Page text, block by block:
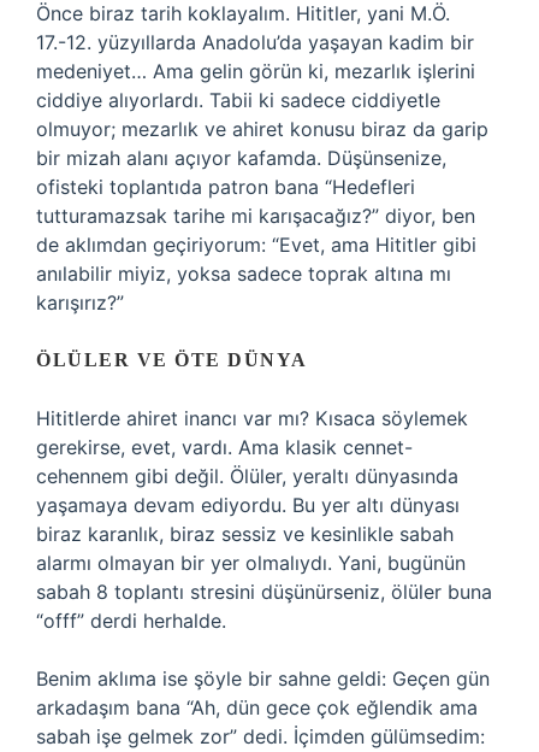
Önce biraz tarih koklayalım. Hititler, yani M.Ö.
17.-12. yüzyıllarda Anadolu’da yaşayan kadim bir
medeniyet… Ama gelin görün ki, mezarlık işlerini
ciddiye alıyorlardı. Tabii ki sadece ciddiyetle
olmuyor; mezarlık ve ahiret konusu biraz da garip
bir mizah alanı açıyor kafamda. Düşünsenize,
ofisteki toplantıda patron bana “Hedefleri
tutturamazsak tarihe mi karışacağız?” diyor, ben
de aklımdan geçiriyorum: “Evet, ama Hititler gibi
anılabilir miyiz, yoksa sadece toprak altına mı
karışırız?”
ÖLÜLER VE ÖTE DÜNYA
Hititlerde ahiret inancı var mı? Kısaca söylemek
gerekirse, evet, vardı. Ama klasik cennet-
cehennem gibi değil. Ölüler, yeraltı dünyasında
yaşamaya devam ediyordu. Bu yer altı dünyası
biraz karanlık, biraz sessiz ve kesinlikle sabah
alarmı olmayan bir yer olmalıydı. Yani, bugünün
sabah 8 toplantı stresini düşünürseniz, ölüler buna
“offf” derdi herhalde.
Benim aklıma ise şöyle bir sahne geldi: Geçen gün
arkadaşım bana “Ah, dün gece çok eğlendik ama
sabah işe gelmek zor” dedi. İçimden gülümsedim: